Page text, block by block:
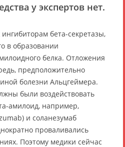
у экспертов нет.
ингибиторам бета-секретазы,
в образовании
белка. Отложения
предположительно
болезни Альцгеймера.
были воздействовать
амилоид, например,
и соланезумаб
проваливались
Поэтому медики сейчас